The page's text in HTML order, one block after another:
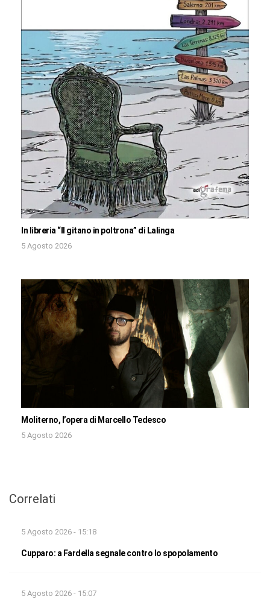
In libreria “Il gitano in poltrona” di Lalinga
5 Agosto 2026
Moliterno, l’opera di Marcello Tedesco
5 Agosto 2026
Correlati
5 Agosto 2026 - 15:18
Cupparo: a Fardella segnale contro lo spopolamento
5 Agosto 2026 - 15:07